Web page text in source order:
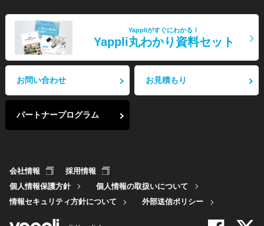
Yappliがすぐにわかる！
Yappli丸わかり資料セット
お問い合わせ お見積もり
パートナープログラム
会社情報
採用情報
個人情報保護方針
個人情報の取扱いについて
情報セキュリティ方針について
外部送信ポリシー